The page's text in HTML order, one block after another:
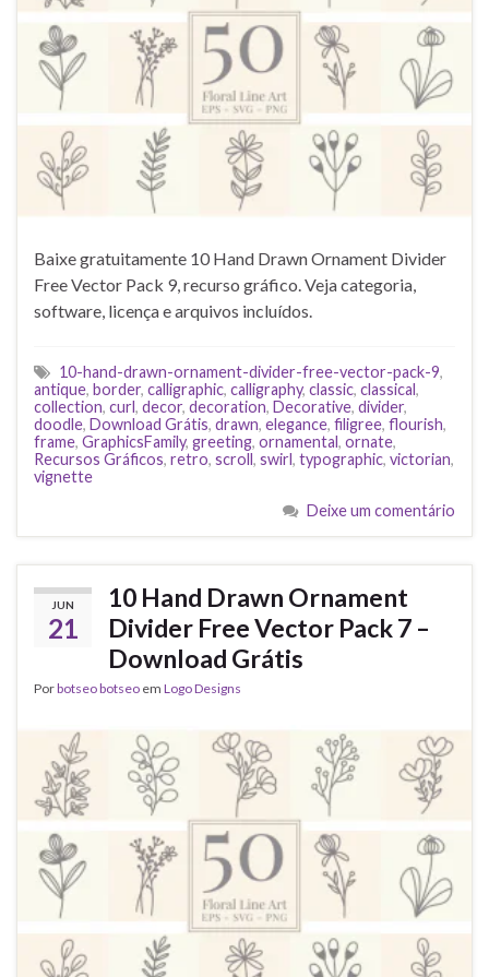
Baixe gratuitamente 10 Hand Drawn Ornament Divider
Free Vector Pack 9, recurso gráfico. Veja categoria,
software, licença e arquivos incluídos.
10-hand-drawn-ornament-divider-free-vector-pack-9,
antique, border, calligraphic, calligraphy, classic, classical,
collection, curl, decor, decoration, Decorative, divider,
doodle, Download Grátis, drawn, elegance, filigree, flourish,
frame, GraphicsFamily, greeting, ornamental, ornate,
Recursos Gráficos, retro, scroll, swirl, typographic, victorian,
vignette
Deixe um comentário
JUN
21
10 Hand Drawn Ornament
Divider Free Vector Pack 7 –
Download Grátis
Porbotseo botseo em Logo Designs